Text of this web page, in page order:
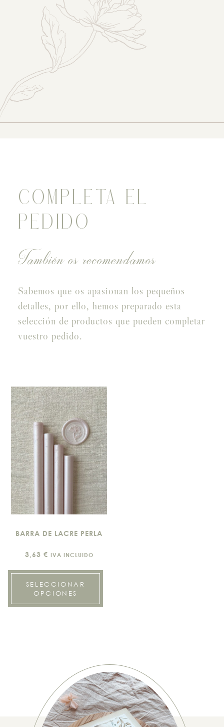
COMPLETA EL
PEDIDO
También os recomendamos
Sabemos que os apasionan los pequeños
detalles, por ello, hemos preparado esta
selección de productos que pueden completar
vuestro pedido.
BARRA DE LACRE PERLA
3,63 € IVA INCLUIDO
SELECCIONAR
OPCIONES